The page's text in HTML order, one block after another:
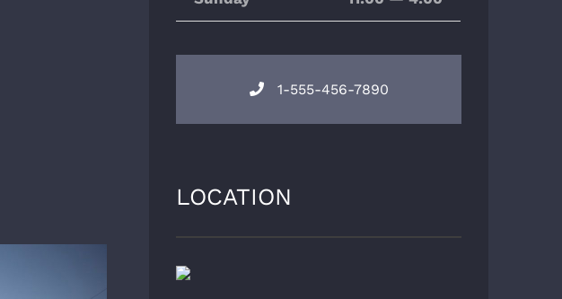
1-555-456-7890
LOCATION